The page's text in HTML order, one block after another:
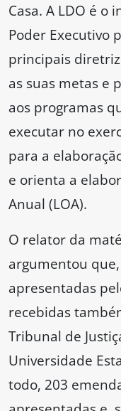
Casa. A LDO é
Poder Executivo
principais
as suas metas e
aos programas
executar no
para a
e orienta a
Anual (LOA).
O relator da
argumentou
apresentadas
recebidas
Tribunal de
Universidade
todo, 203